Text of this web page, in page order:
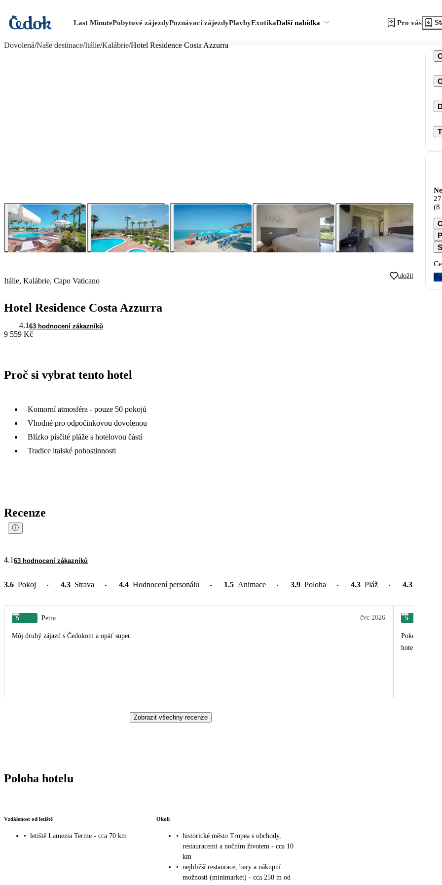
Last MinutePobytové zájezdyPoznávací zájezdyPlavbyExotikaDalší nabídka Pro vás
Dovolená/Naše destinace/Itálie/Kalábrie/Hotel Residence Costa Azzurra
Itálie, Kalábrie, Capo Vaticano
uložit
Hotel Residence Costa Azzurra
4.1 63 hodnocení zákazníků
9 559 Kč
Proč si vybrat tento hotel
Komorní atmosféra - pouze 50 pokojů
Vhodné pro odpočinkovou dovolenou
Blízko písčité pláže s hotelovou částí
Tradice italské pohostinnosti
Recenze
4.1 63 hodnocení zákazníků
3.6 Pokoj 4.3 Strava 4.4 Hodnocení personálu 1.5 Animace 3.9 Poloha 4.3 Pláž 4.3
5 Petra čvc 2026
Môj druhý zájazd s Čedokom a opäť super.
5
Pokoje číslo
Zobrazit všechny recenze
Poloha hotelu
Vzdálenost od letiště
• letiště Lamezia Terme - cca 70 km
Okolí
• historické město Tropea s obchody,
restauracemi a nočním životem - cca 10
km
• nejbližší restaurace, bary a nákupní
možnosti (minimarket) - cca 250 m od
(8